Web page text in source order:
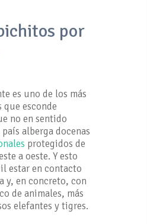
por
es uno de los más
que esconde
no en sentido
alberga docenas
protegidos de
a oeste. Y esto
estar en contacto
y, en concreto, con
de animales, más
elefantes y tigres.